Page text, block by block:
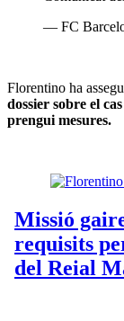
— FC
Florentino ha
dossier sobre el
prengui mesures.